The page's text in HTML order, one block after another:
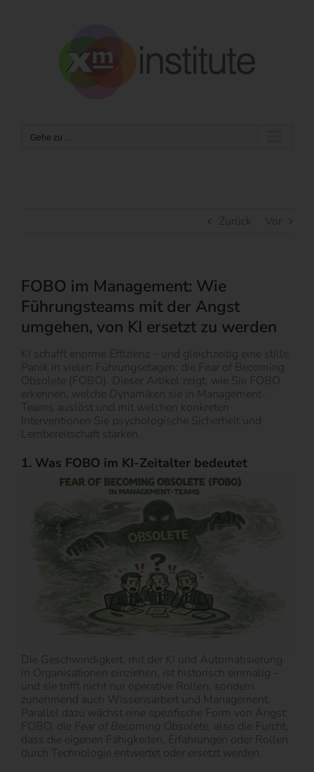
Gehe zu ...
Zurück Vor
FOBO im Management: Wie
Führungsteams mit der Angst
umgehen, von KI ersetzt zu werden
KI schafft enorme Effizienz – und gleichzeitig eine stille
Panik in vielen Führungsetagen: die Fear of Becoming
Obsolete (FOBO). Dieser Artikel zeigt, wie Sie FOBO
erkennen, welche Dynamiken sie in Management-
Teams auslöst und mit welchen konkreten
Interventionen Sie psychologische Sicherheit und
Lernbereitschaft stärken.
1. Was FOBO im KI-Zeitalter bedeutet
Die Geschwindigkeit, mit der KI und Automatisierung
in Organisationen einziehen, ist historisch einmalig –
und sie trifft nicht nur operative Rollen, sondern
zunehmend auch Wissensarbeit und Management.
Parallel dazu wächst eine spezifische Form von Angst:
FOBO, die Fear of Becoming Obsolete, also die Furcht,
dass die eigenen Fähigkeiten, Erfahrungen oder Rollen
durch Technologie entwertet oder ersetzt werden.